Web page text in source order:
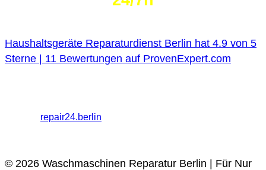
Haushaltsgeräte Reparaturdienst Berlin hat 4.9 von 5
Sterne | 11 Bewertungen auf ProvenExpert.com
repair24.berlin
© 2026 Waschmaschinen Reparatur Berlin | Für Nur